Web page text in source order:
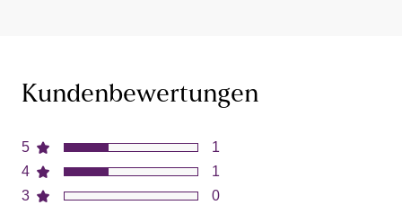
Kundenbewertungen
5
4
3
1
1
0